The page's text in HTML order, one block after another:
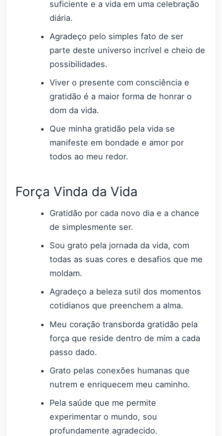
suficiente e a vida em uma celebração
diária.
Agradeço pelo simples fato de ser
parte deste universo incrível e cheio de
possibilidades.
Viver o presente com consciência e
gratidão é a maior forma de honrar o
dom da vida.
Que minha gratidão pela vida se
manifeste em bondade e amor por
todos ao meu redor.
Força Vinda da Vida
Gratidão por cada novo dia e a chance
de simplesmente ser.
Sou grato pela jornada da vida, com
todas as suas cores e desafios que me
moldam.
Agradeço a beleza sutil dos momentos
cotidianos que preenchem a alma.
Meu coração transborda gratidão pela
força que reside dentro de mim a cada
passo dado.
Grato pelas conexões humanas que
nutrem e enriquecem meu caminho.
Pela saúde que me permite
experimentar o mundo, sou
profundamente agradecido.